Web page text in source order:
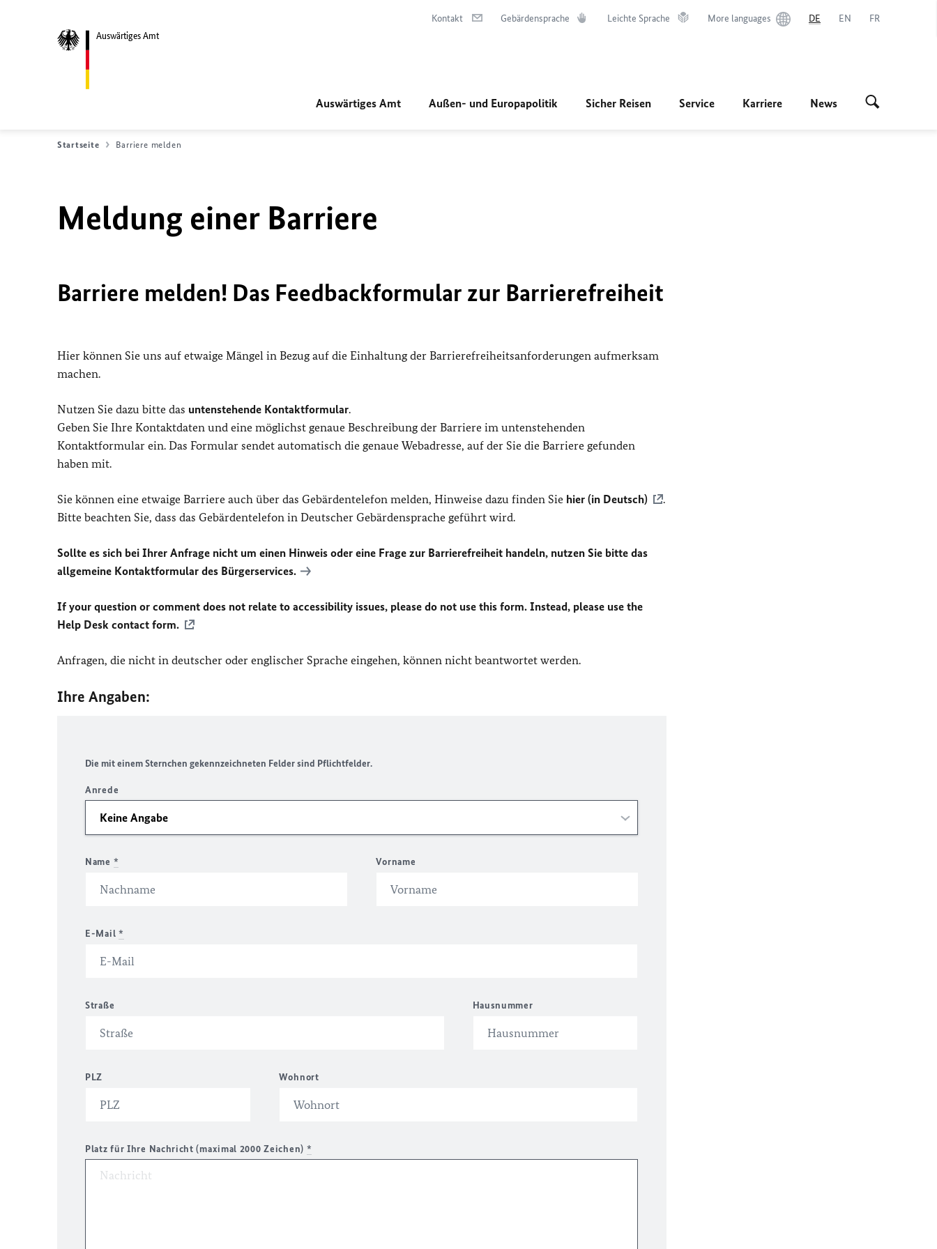
Auswärtiges Amt
Kontakt Gebärdensprache Leichte Sprache More languages DE EN FR
Auswärtiges Amt Außen- und Europapolitik Sicher Reisen Service Karriere News
Startseite Barriere melden
Meldung einer Barriere
Barriere melden! Das Feedbackformular zur Barrierefreiheit
Hier können Sie uns auf etwaige Mängel in Bezug auf die Einhaltung der Barrierefreiheitsanforderungen aufmerksam
machen.
Nutzen Sie dazu bitte das untenstehende Kontaktformular.
Geben Sie Ihre Kontaktdaten und eine möglichst genaue Beschreibung der Barriere im untenstehenden
Kontaktformular ein. Das Formular sendet automatisch die genaue Webadresse, auf der Sie die Barriere gefunden
haben mit.
Sie können eine etwaige Barriere auch über das Gebärdentelefon melden, Hinweise dazu finden Sie hier (in Deutsch)
.
Bitte beachten Sie, dass das Gebärdentelefon in Deutscher Gebärdensprache geführt wird.
Sollte es sich bei Ihrer Anfrage nicht um einen Hinweis oder eine Frage zur Barrierefreiheit handeln, nutzen Sie bitte das
allgemeine Kontaktformular des Bürgerservices.
If your question or comment does not relate to accessibility issues, please do not use this form. Instead, please use the
Help Desk contact form.
Anfragen, die nicht in deutscher oder englischer Sprache eingehen, können nicht beantwortet werden.
Ihre Angaben:
Die mit einem Sternchen gekennzeichneten Felder sind Pflichtfelder.
Anrede
Name * Vorname
E-Mail *
Straße Hausnummer
PLZ Wohnort
Platz für Ihre Nachricht (maximal 2000 Zeichen) *